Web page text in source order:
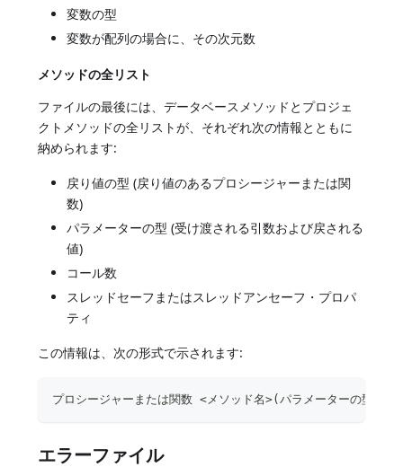
変数の型
変数が配列の場合に、その次元数
メソッドの全リスト
ファイルの最後には、データベースメソッドとプロジェ
クトメソッドの全リストが、それぞれ次の情報とともに
納められます:
戻り値の型 (戻り値のあるプロシージャーまたは関
数)
パラメーターの型 (受け渡される引数および戻される
値)
コール数
スレッドセーフまたはスレッドアンセーフ・プロパ
ティ
この情報は、次の形式で示されます:
プロシージャーまたは関数 <メソッド名>(パラメーターの型):
エラーファイル